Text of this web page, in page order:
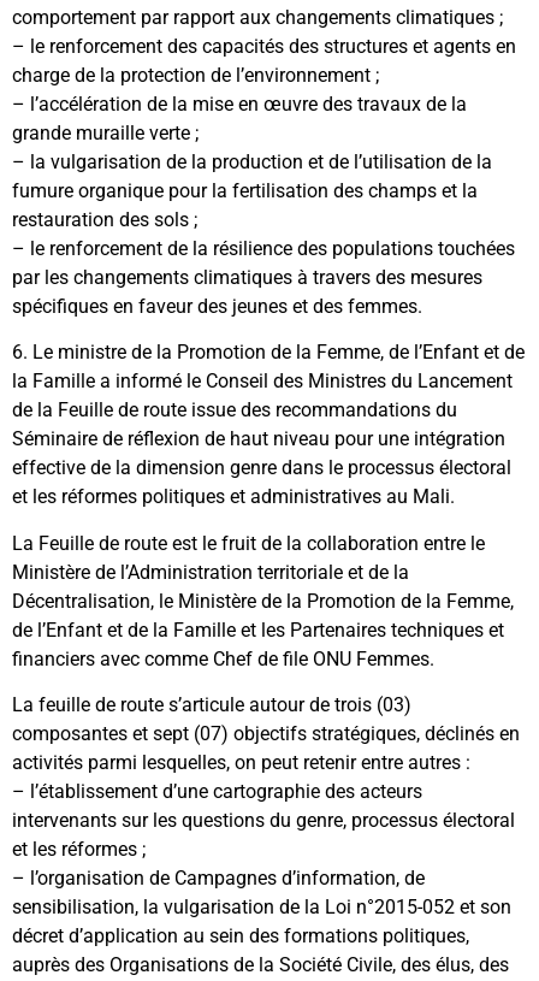
comportement par rapport aux changements climatiques ;
– le renforcement des capacités des structures et agents en
charge de la protection de l’environnement ;
– l’accélération de la mise en œuvre des travaux de la
grande muraille verte ;
– la vulgarisation de la production et de l’utilisation de la
fumure organique pour la fertilisation des champs et la
restauration des sols ;
– le renforcement de la résilience des populations touchées
par les changements climatiques à travers des mesures
spécifiques en faveur des jeunes et des femmes.
6. Le ministre de la Promotion de la Femme, de l’Enfant et de
la Famille a informé le Conseil des Ministres du Lancement
de la Feuille de route issue des recommandations du
Séminaire de réflexion de haut niveau pour une intégration
effective de la dimension genre dans le processus électoral
et les réformes politiques et administratives au Mali.
La Feuille de route est le fruit de la collaboration entre le
Ministère de l’Administration territoriale et de la
Décentralisation, le Ministère de la Promotion de la Femme,
de l’Enfant et de la Famille et les Partenaires techniques et
financiers avec comme Chef de file ONU Femmes.
La feuille de route s’articule autour de trois (03)
composantes et sept (07) objectifs stratégiques, déclinés en
activités parmi lesquelles, on peut retenir entre autres :
– l’établissement d’une cartographie des acteurs
intervenants sur les questions du genre, processus électoral
et les réformes ;
– l’organisation de Campagnes d’information, de
sensibilisation, la vulgarisation de la Loi n°2015-052 et son
décret d’application au sein des formations politiques,
auprès des Organisations de la Société Civile, des élus, des